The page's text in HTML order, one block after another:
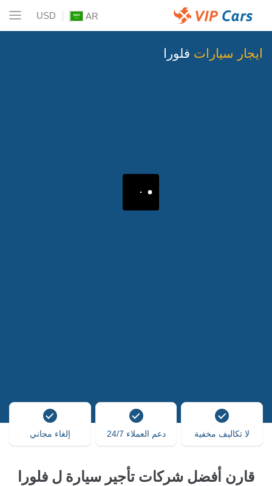
AR
USD
ايجار سيارات فلورا
لا تكاليف مخفية دعم العملاء 24/7 إلغاء مجاني
قارن أفضل شركات تأجير سيارة ل فلورا